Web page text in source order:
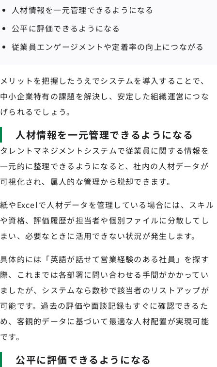
人材情報を一元管理できるようになる
公平に評価できるようになる
従業員エンゲージメントや定着率の向上につながる
メリットを把握したうえでシステムを導入することで、
中小企業特有の課題を解決し、安定した組織運営につな
げられるでしょう。
人材情報を一元管理できるようになる
タレントマネジメントシステムで従業員に関する情報を
一元的に整理できるようになると、社内の人材データが
可視化され、属人的な管理から脱却できます。
紙やExcelで人材データを管理している場合には、スキル
や資格、評価履歴が担当者や個別ファイルに分散してし
まい、必要なときに活用できない状況が発生します。
具体的には「英語が話せて営業経験のある社員」を探す
際、これまでは各部署に問い合わせる手間がかかってい
ましたが、システムなら数秒で該当者のリストアップが
可能です。過去の評価や面談記録もすぐに確認できるた
め、客観的データに基づいて最適な人材配置が実現可能
です。
公平に評価できるようになる